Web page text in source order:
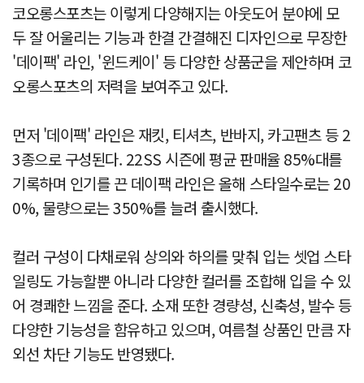
코오롱스포츠는 이렇게 다양해지는 아웃도어 분야에 모
두 잘 어울리는 기능과 한결 간결해진 디자인으로 무장한
'데이팩' 라인, '윈드케이' 등 다양한 상품군을 제안하며 코
오롱스포츠의 저력을 보여주고 있다.
먼저 '데이팩' 라인은 재킷, 티셔츠, 반바지, 카고팬츠 등 2
3종으로 구성된다. 22SS 시즌에 평균 판매율 85%대를
기록하며 인기를 끈 데이팩 라인은 올해 스타일수로는 20
0%, 물량으로는 350%를 늘려 출시했다.
컬러 구성이 다채로워 상의와 하의를 맞춰 입는 셋업 스타
일링도 가능할뿐 아니라 다양한 컬러를 조합해 입을 수 있
어 경쾌한 느낌을 준다. 소재 또한 경량성, 신축성, 발수 등
다양한 기능성을 함유하고 있으며, 여름철 상품인 만큼 자
외선 차단 기능도 반영됐다.